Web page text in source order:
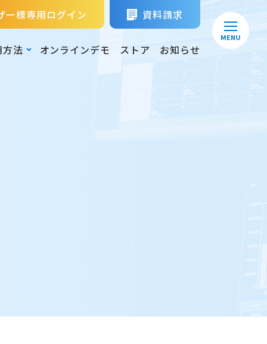
MENU
ー様専用ログイン 資料請求
法 オンラインデモ ストア お知らせ